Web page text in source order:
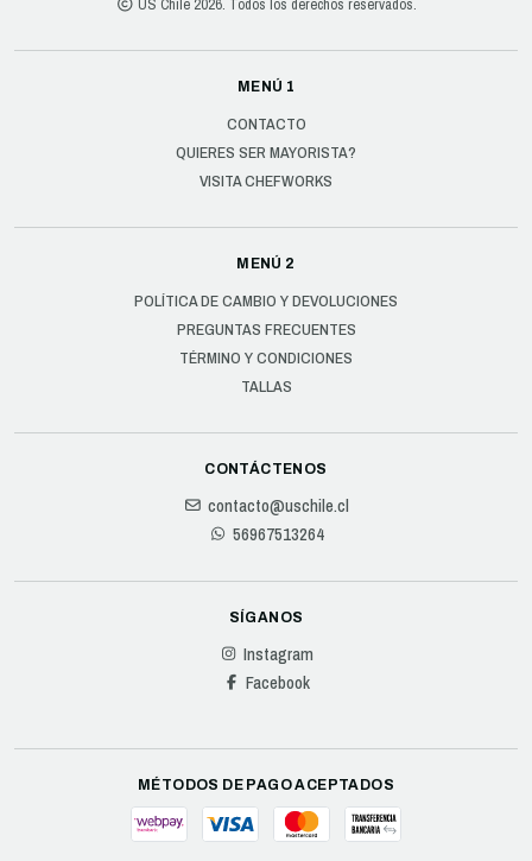
US Chile 2026. Todos los derechos reservados.
MENÚ 1
CONTACTO
QUIERES SER MAYORISTA?
VISITA CHEFWORKS
MENÚ 2
POLÍTICA DE CAMBIO Y DEVOLUCIONES
PREGUNTAS FRECUENTES
TÉRMINO Y CONDICIONES
TALLAS
CONTÁCTENOS
contacto@uschile.cl
56967513264
SÍGANOS
Instagram
Facebook
MÉTODOS DE PAGO ACEPTADOS